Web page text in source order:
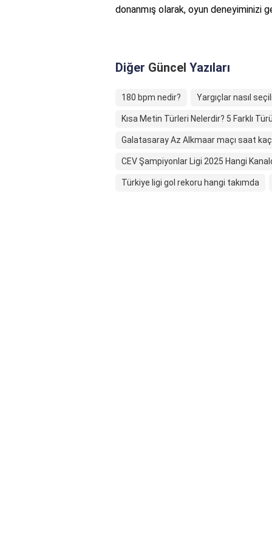
donanmış olarak, oyun deneyiminizi
Diğer Güncel Yazıları
180 bpm nedir? Yargıçlar nasıl
Kısa Metin Türleri Nelerdir? 5 Farklı
Galatasaray Az Alkmaar maçı saat
CEV Şampiyonlar Ligi 2025 Hangi
Türkiye ligi gol rekoru hangi takımda